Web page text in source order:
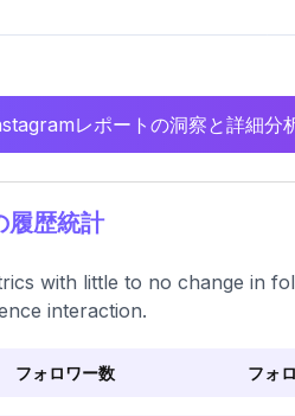
レポートの洞察と詳細分
歴統計
with little to no change in
interaction.
フォロワー数 フォ